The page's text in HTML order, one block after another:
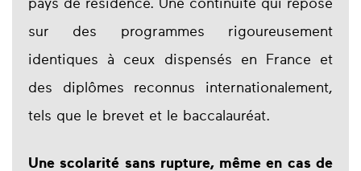
pays de résidence. Une continuité qui repose
sur des programmes rigoureusement
identiques à ceux dispensés en France et
des diplômes reconnus internationalement,
tels que le brevet et le baccalauréat.
Une scolarité sans rupture, même en cas de